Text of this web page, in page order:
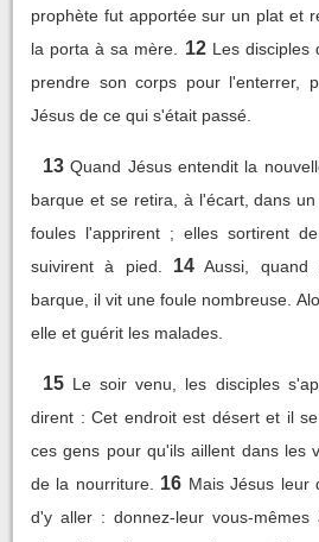
prophète fut apportée sur un plat et
la porta à sa mère.
12 Les disciples
prendre son corps pour l'enterrer,
Jésus de ce qui s'était passé.
13 Quand Jésus entendit la
barque et se retira, à l'écart, dans
foules l'apprirent ; elles sortirent
suivirent à pied.
14 Aussi, quand
barque, il vit une foule nombreuse.
elle et guérit les malades.
15 Le soir venu, les disciples
dirent : Cet endroit est désert et il
ces gens pour qu'ils aillent dans les
de la nourriture.
16 Mais Jésus leur
d'y aller : donnez-leur vous-mêmes